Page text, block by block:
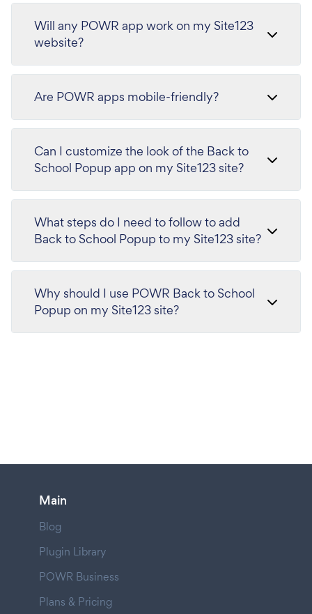
Will any POWR app work on my Site123
website?
Are POWR apps mobile-friendly?
Can I customize the look of the Back to
School Popup app on my Site123 site?
What steps do I need to follow to add
Back to School Popup to my Site123 site?
Why should I use POWR Back to School
Popup on my Site123 site?
Main
Blog
Plugin Library
POWR Business
Plans & Pricing